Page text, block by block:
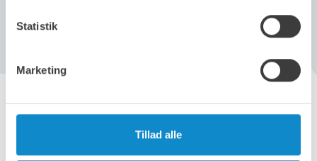
Statistik
Marketing
Tillad alle
miljøansvar og bundlinje. Find den ideelle
slidbeskyttelsesløsning til dine specifikke behov ved at